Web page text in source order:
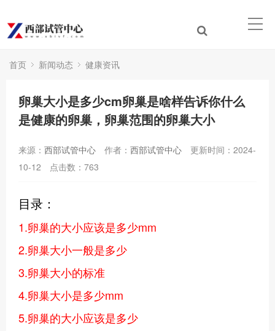
首页 新闻动态 健康资讯
卵巢大小是多少cm卵巢是啥样告诉你什么
是健康的卵巢，卵巢范围的卵巢大小
来源： 西部试管中心 作者： 西部试管中心
更新时间：2024-
10-12
点击数： 763
目录：
1.卵巢的大小应该是多少mm
2.卵巢大小一般是多少
3.卵巢大小的标准
4.卵巢大小是多少mm
5.卵巢的大小应该是多少